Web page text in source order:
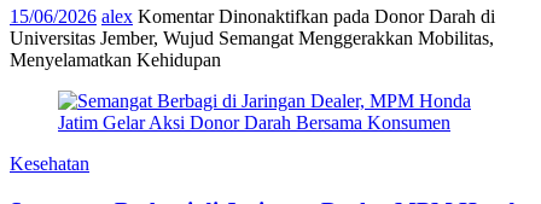
15/06/2026 alex Komentar Dinonaktifkan pada Donor Darah di
Universitas Jember, Wujud Semangat Menggerakkan Mobilitas,
Menyelamatkan Kehidupan
Kesehatan